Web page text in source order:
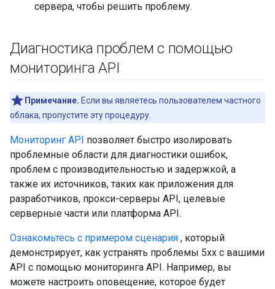
сервера, чтобы решить проблему.
Диагностика проблем с помощью
мониторинга API
Примечание. Если вы являетесь пользователем частного
облака, пропустите эту процедуру.
Мониторинг API позволяет быстро изолировать
проблемные области для диагностики ошибок,
проблем с производительностью и задержкой, а
также их источников, таких как приложения для
разработчиков, прокси-серверы API, целевые
серверные части или платформа API.
Ознакомьтесь с примером сценария , который
демонстрирует, как устранять проблемы 5xx с вашими
API с помощью мониторинга API. Например, вы
можете настроить оповещение, которое будет